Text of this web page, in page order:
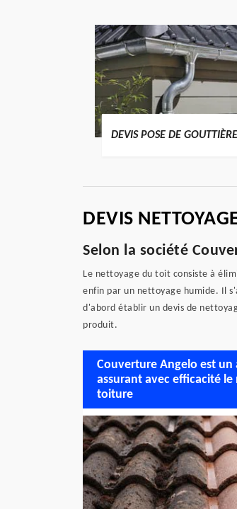
DEVIS POSE DE
DEVIS
Selon la société
Le nettoyage du toit consiste à
enfin par un nettoyage humide. Il
d'abord établir un devis de
produit.
Couverture Angelo est
assurant avec efficacité
toiture